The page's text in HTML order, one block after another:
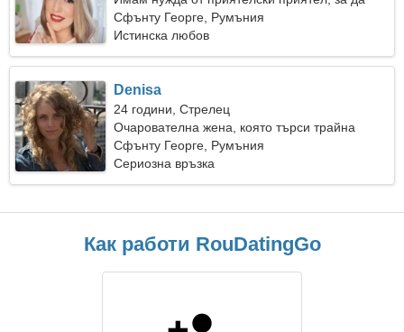
танцуваме заедно
Сфънту Георге, Румъния
Истинска любов
Denisa
24 години, Стрелец
Очарователна жена, която търси трайна
връзка
Сфънту Георге, Румъния
Сериозна връзка
Как работи RouDatingGo